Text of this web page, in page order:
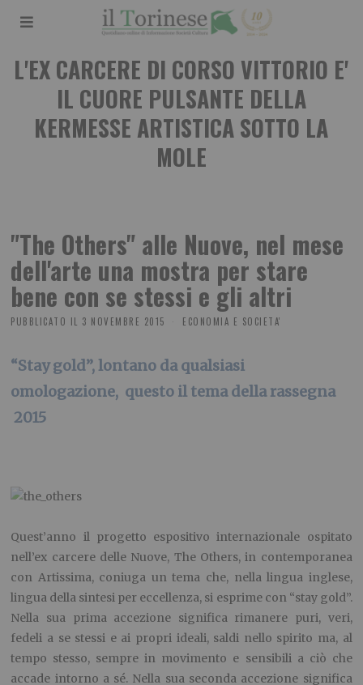
L'EX CARCERE DI CORSO VITTORIO E'
IL CUORE PULSANTE DELLA
KERMESSE ARTISTICA SOTTO LA
MOLE
"The Others" alle Nuove, nel mese
dell'arte una mostra per stare
bene con se stessi e gli altri
PUBBLICATO IL 3 NOVEMBRE 2015 ECONOMIA E SOCIETA'
“Stay gold”, lontano da qualsiasi
omologazione, questo il tema della rassegna
2015
Quest’anno il progetto espositivo internazionale ospitato
nell’ex carcere delle Nuove, The Others, in contemporanea
con Artissima, coniuga un tema che, nella lingua inglese,
lingua della sintesi per eccellenza, si esprime con “stay gold”.
Nella sua prima accezione significa rimanere puri, veri,
fedeli a se stessi e ai propri ideali, saldi nello spirito ma, al
tempo stesso, sempre in movimento e sensibili a ciò che
accade intorno a sé. Nella sua seconda accezione significa